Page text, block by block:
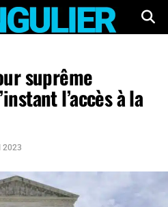
suprême
l’accès à la
2023